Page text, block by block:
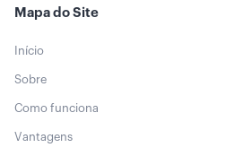
Mapa do Site
Início
Sobre
Como funciona
Vantagens